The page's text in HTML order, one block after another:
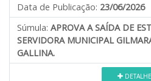
Data de Publicação: 23/06/2026
Súmula: APROVA A SAÍDA DE
SERVIDORA MUNICIPAL
GALLINA.